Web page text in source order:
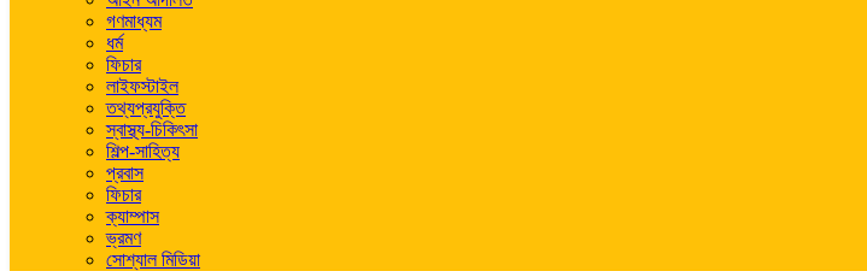
গণমাধ্যম
ধর্ম
ফিচার
লাইফস্টাইল
তথ্যপ্রযুক্তি
স্বাস্থ্য-চিকিৎসা
শিল্প-সাহিত্য
প্রবাস
ফিচার
ক্যাম্পাস
ভ্রমণ
সোশ্যাল মিডিয়া